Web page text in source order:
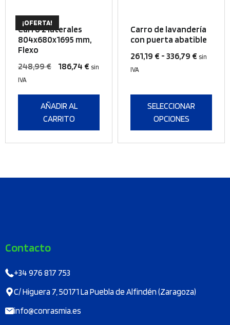
¡OFERTA!
Carro 2 laterales
804x680x1695 mm,
Flexo
248,99€
El
era:
248,99 €.
186,74 € El
sin
IVA
AÑADIR AL
CARRITO
Carro de lavandería
con puerta abatible
261,19 € - 336,79 € Rango
desde
336,79 €
sin
IVA
SELECCIONAR
OPCIONES
producto
tiene
múltiples
variantes.
pueden
en
de
Contacto
+34 976 817 753
C/ Higuera 7, 50171 La Puebla de Alfindén (Zaragoza)
info@conrasmia.es